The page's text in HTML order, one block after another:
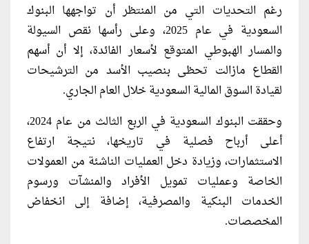
رغم التحديات التي من المنتظر أن تواجهها البنوك
السعودية في عام 2025، وعلى رأسها نقص السيولة
والمسار الهبوطي المتوقع لأسعار الفائدة، إلا أن أسهم
القطاع مازالت تحظى بنصيب الأسد من الترشيحات
لقيادة السوق المالية السعودية خلال العام الجاري.
وحققت البنوك السعودية في الربع الثالث من عام 2024،
أعلى أرباح فصلية في تاريخها، نتيجة ارتفاع
الاستثمارات، وزيادة دخل العمليات الناشئة من العمولات
الخاصة وعمليات تمويل الأفراد والمنشآت ورسوم
الخدمات البنكية والمصرفية، إضافة إلى انخفاض
المخصصات.